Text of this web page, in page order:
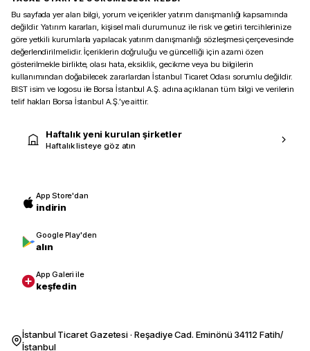
Bu sayfada yer alan bilgi, yorum ve içerikler yatırım danışmanlığı kapsamında
değildir. Yatırım kararları, kişisel mali durumunuz ile risk ve getiri tercihlerinize
göre yetkili kurumlarla yapılacak yatırım danışmanlığı sözleşmesi çerçevesinde
değerlendirilmelidir. İçeriklerin doğruluğu ve güncelliği için azami özen
gösterilmekle birlikte, olası hata, eksiklik, gecikme veya bu bilgilerin
kullanımından doğabilecek zararlardan İstanbul Ticaret Odası sorumlu değildir.
BIST isim ve logosu ile Borsa İstanbul A.Ş. adına açıklanan tüm bilgi ve verilerin
telif hakları Borsa İstanbul A.Ş.’ye aittir.
Haftalık yeni kurulan şirketler
Haftalık listeye göz atın
App Store'dan
indirin
Google Play'den
alın
App Galeri ile
keşfedin
İstanbul Ticaret Gazetesi · Reşadiye Cad. Eminönü 34112 Fatih/
İstanbul